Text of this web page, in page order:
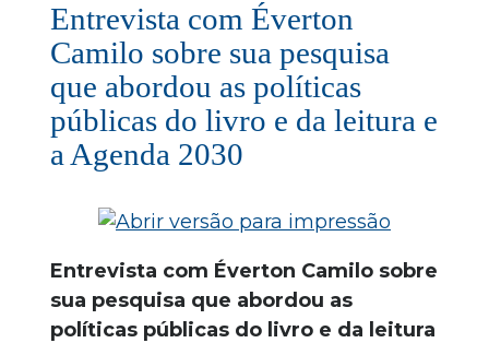
Entrevista com Éverton
Camilo sobre sua pesquisa
que abordou as políticas
públicas do livro e da leitura e
a Agenda 2030
Entrevista com Éverton Camilo sobre
sua pesquisa que abordou as
políticas públicas do livro e da leitura